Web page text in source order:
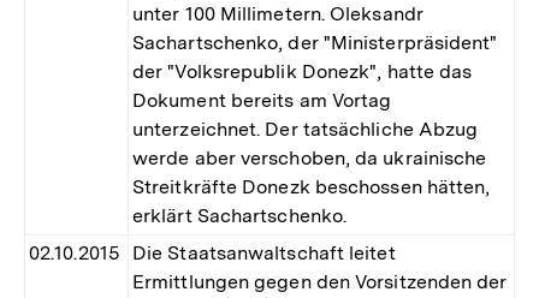
unter 100 Millimetern. Oleksandr
Sachartschenko, der "Ministerpräsident"
der "Volksrepublik Donezk", hatte das
Dokument bereits am Vortag
unterzeichnet. Der tatsächliche Abzug
werde aber verschoben, da ukrainische
Streitkräfte Donezk beschossen hätten,
erklärt Sachartschenko.
02.10.2015
Die Staatsanwaltschaft leitet
Ermittlungen gegen den Vorsitzenden der